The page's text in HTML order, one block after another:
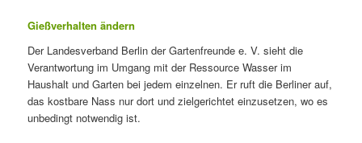
Gießverhalten ändern
Der Landesverband Berlin der Gartenfreunde e. V. sieht die
Verantwortung im Umgang mit der Ressource Wasser im
Haushalt und Garten bei jedem einzelnen. Er ruft die Berliner auf,
das kostbare Nass nur dort und zielgerichtet einzusetzen, wo es
unbedingt notwendig ist.